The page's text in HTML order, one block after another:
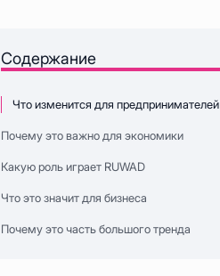
Содержание
Что изменится для предпринимателей
Почему это важно для экономики
Какую роль играет RUWAD
Что это значит для бизнеса
Почему это часть большого тренда